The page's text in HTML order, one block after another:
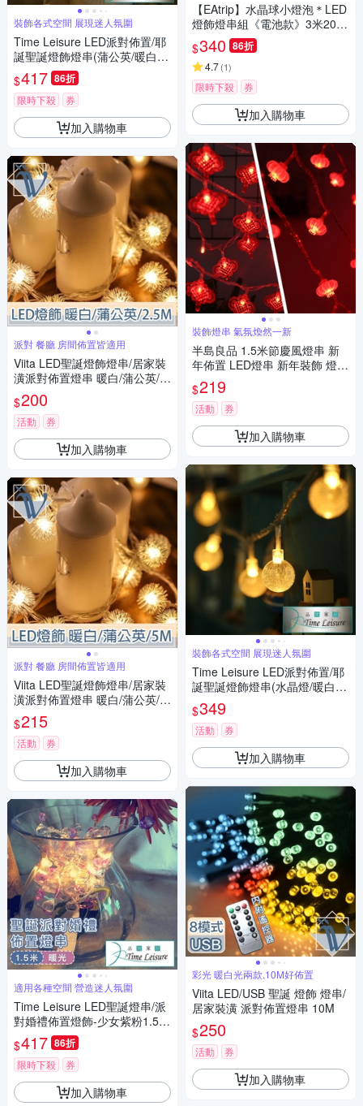
裝飾各式空間 展現迷人氛圍
Time Leisure LED派對佈置/耶
誕聖誕燈飾燈串(蒲公英/暖白/5
M)
$417 86折
限時下殺 券
加入購物車
派對 餐廳 房間佈置皆適用
Viita LED聖誕燈飾燈串/居家裝
潢派對佈置燈串 暖白/蒲公英/2.
5M
$200
活動 券
加入購物車
派對 餐廳 房間佈置皆適用
Viita LED聖誕燈飾燈串/居家裝
潢派對佈置燈串 暖白/蒲公英/5
M
$215
活動 券
加入購物車
適用各種空間 營造迷人氛圍
Time Leisure LED聖誕燈串/派
對婚禮佈置燈飾-少女紫粉1.5米
暖光
$417 86折
限時下殺 券
加入購物車
【EAtrip】水晶球小燈泡＊LED
燈飾燈串組《電池款》3米20
燈-暖色光
$340 86折
4.7(1)
限時下殺 券
加入購物車
裝飾燈串 氣氛煥然一新
半島良品 1.5米節慶風燈串 新
年佈置 LED燈串 新年裝飾 燈籠
燈 中國結 燈串 新春佈置 (2款)
$219
活動 券
加入購物車
裝飾各式空間 展現迷人氛圍
Time Leisure LED派對佈置/耶
誕聖誕燈飾燈串(水晶燈/暖白/4
M)
$349
活動 券
加入購物車
彩光 暖白光兩款,10M好佈置
Viita LED/USB 聖誕 燈飾 燈串/
居家裝潢 派對佈置燈串 10M
$250
活動 券
加入購物車